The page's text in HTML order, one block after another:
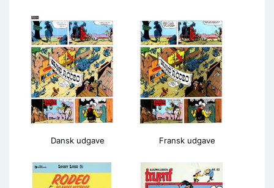
Dansk udgave Fransk udgave